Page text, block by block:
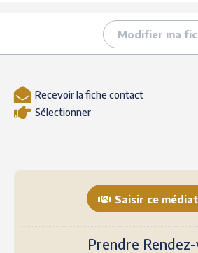
Modifier ma
Recevoir la fiche contact
Sélectionner
Saisir ce
Prendre